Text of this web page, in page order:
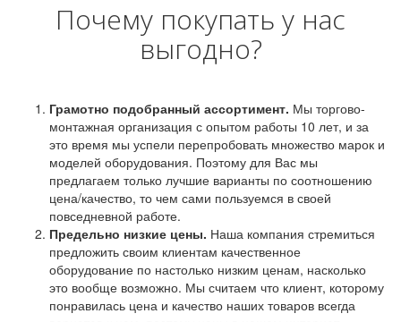
Почему покупать у нас
выгодно?
Грамотно подобранный ассортимент. Мы торгово-
монтажная организация с опытом работы 10 лет, и за
это время мы успели перепробовать множество марок и
моделей оборудования. Поэтому для Вас мы
предлагаем только лучшие варианты по соотношению
цена/качество, то чем сами пользуемся в своей
повседневной работе.
Предельно низкие цены. Наша компания стремиться
предложить своим клиентам качественное
оборудование по настолько низким ценам, насколько
это вообще возможно. Мы считаем что клиент, которому
понравилась цена и качество наших товаров всегда